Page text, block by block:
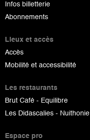
Infos billetterie
Abonnements
Lieux et accès
Accès
Mobilité et accessibilité
Les restaurants
Brut Café - Equilibre
Les Didascalies - Nuithonie
Espace pro